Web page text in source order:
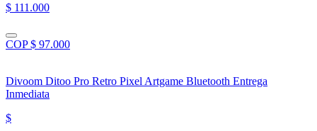
$ 111.000
COP $ 97.000
Divoom Ditoo Pro Retro Pixel Artgame Bluetooth Entrega
Inmediata
$